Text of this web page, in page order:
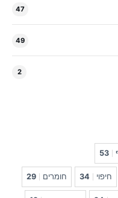
47
49
2
53
חיפוי 34 חומרים 29